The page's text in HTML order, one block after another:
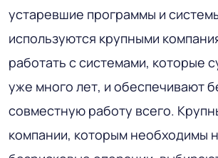
устаревшие программы и
используются крупными
работать с системами, которые
уже много лет, и обеспечивают
совместную работу всего.
компании, которым необходимы